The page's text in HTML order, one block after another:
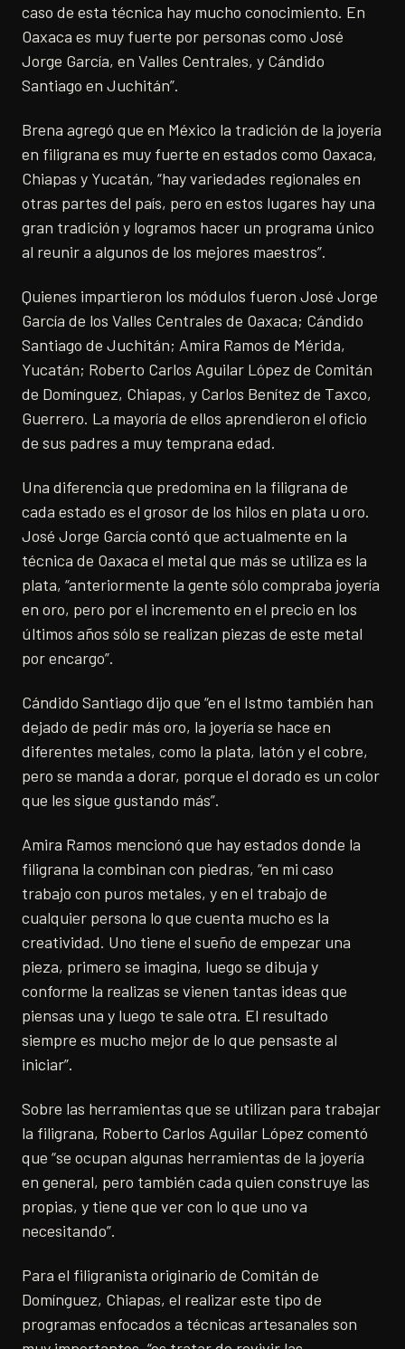
caso de esta técnica hay mucho conocimiento. En
Oaxaca es muy fuerte por personas como José
Jorge García, en Valles Centrales, y Cándido
Santiago en Juchitán”.
Brena agregó que en México la tradición de la joyería
en filigrana es muy fuerte en estados como Oaxaca,
Chiapas y Yucatán, “hay variedades regionales en
otras partes del país, pero en estos lugares hay una
gran tradición y logramos hacer un programa único
al reunir a algunos de los mejores maestros”.
Quienes impartieron los módulos fueron José Jorge
García de los Valles Centrales de Oaxaca; Cándido
Santiago de Juchitán; Amira Ramos de Mérida,
Yucatán; Roberto Carlos Aguilar López de Comitán
de Domínguez, Chiapas, y Carlos Benítez de Taxco,
Guerrero. La mayoría de ellos aprendieron el oficio
de sus padres a muy temprana edad.
Una diferencia que predomina en la filigrana de
cada estado es el grosor de los hilos en plata u oro.
José Jorge García contó que actualmente en la
técnica de Oaxaca el metal que más se utiliza es la
plata, “anteriormente la gente sólo compraba joyería
en oro, pero por el incremento en el precio en los
últimos años sólo se realizan piezas de este metal
por encargo”.
Cándido Santiago dijo que “en el Istmo también han
dejado de pedir más oro, la joyería se hace en
diferentes metales, como la plata, latón y el cobre,
pero se manda a dorar, porque el dorado es un color
que les sigue gustando más”.
Amira Ramos mencionó que hay estados donde la
filigrana la combinan con piedras, “en mi caso
trabajo con puros metales, y en el trabajo de
cualquier persona lo que cuenta mucho es la
creatividad. Uno tiene el sueño de empezar una
pieza, primero se imagina, luego se dibuja y
conforme la realizas se vienen tantas ideas que
piensas una y luego te sale otra. El resultado
siempre es mucho mejor de lo que pensaste al
iniciar”.
Sobre las herramientas que se utilizan para trabajar
la filigrana, Roberto Carlos Aguilar López comentó
que “se ocupan algunas herramientas de la joyería
en general, pero también cada quien construye las
propias, y tiene que ver con lo que uno va
necesitando”.
Para el filigranista originario de Comitán de
Domínguez, Chiapas, el realizar este tipo de
programas enfocados a técnicas artesanales son